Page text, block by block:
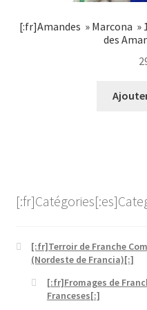
[:fr]Amandes » Marcona »
des
[:fr]Terroir de Franche
(Nordeste de Francia)[:]
[:fr]Fromages de
Franceses[:]